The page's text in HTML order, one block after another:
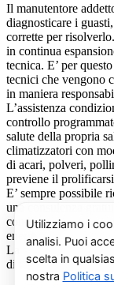
Il manutentore
diagnosticare i
corrette per
in continua
tecnica. E’ per
tecnici che vengono
in maniera
L’assistenza
controllo
salute della propria
climatizzatori con
di acari, polveri,
previene il
E’ sempre possibile
una consulenza
condizionatore o
energetico.
La salute e il
di un addetto alla